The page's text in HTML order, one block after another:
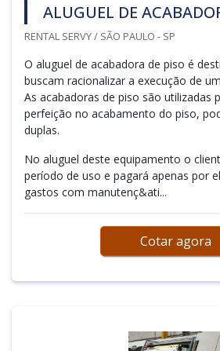
ALUGUEL DE
RENTAL SERVY / SÃO PAULO - SP
O aluguel de acabadora de piso é
buscam racionalizar a execução de
As acabadoras de piso são utilizadas
perfeição no acabamento do piso,
duplas.
No aluguel deste equipamento o
período de uso e pagará apenas por
gastos com manutenç&ati...
Cotar agora